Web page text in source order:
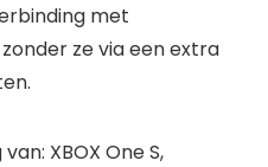
met
ze via een extra
XBOX One S,